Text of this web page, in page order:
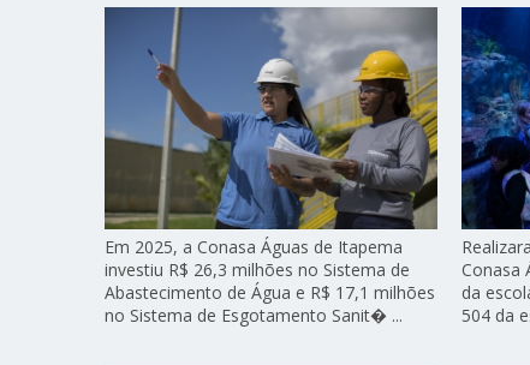
Em 2025, a Conasa Águas de Itapema
investiu R$ 26,3 milhões no Sistema de
Abastecimento de Água e R$ 17,1 milhões
no Sistema de Esgotamento Sanit� ...
Conasa
da
504 da